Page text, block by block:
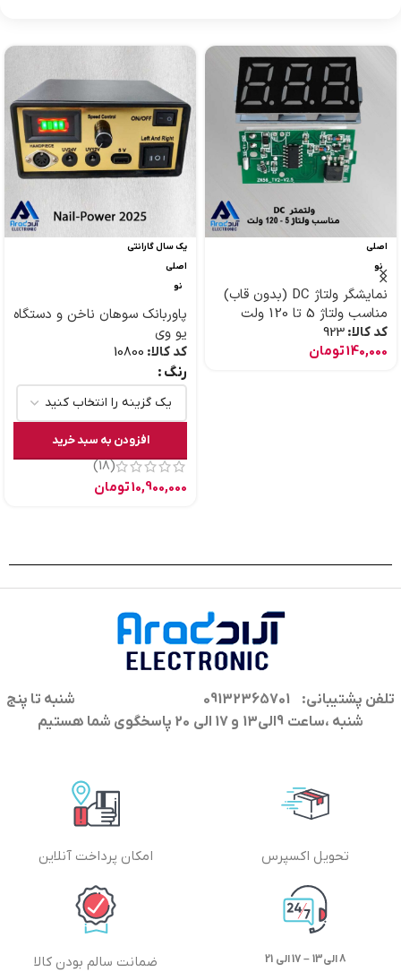
اصلی
نو
نمایشگر ولتاژ DC (بدون قاب)
مناسب ولتاژ 5 تا 120 ولت
کد کالا: 923
140,000تومان
یک سال گارانتی
اصلی
نو
پاوربانک سوهان ناخن و دستگاه
یو وی
کد کالا: 10800
رنگ
افزودن به سبد خرید
(18)
10,900,000تومان
تلفن پشتیبانی: 09132365701
شنبه تا پنج
شنبه ،ساعت 9الی13 و 17 الی 20 پاسخگوی شما هستیم
تحویل اکسپرس امکان پرداخت آنلاین
8 الی13 – 17 الی 21 ضمانت سالم بودن کالا